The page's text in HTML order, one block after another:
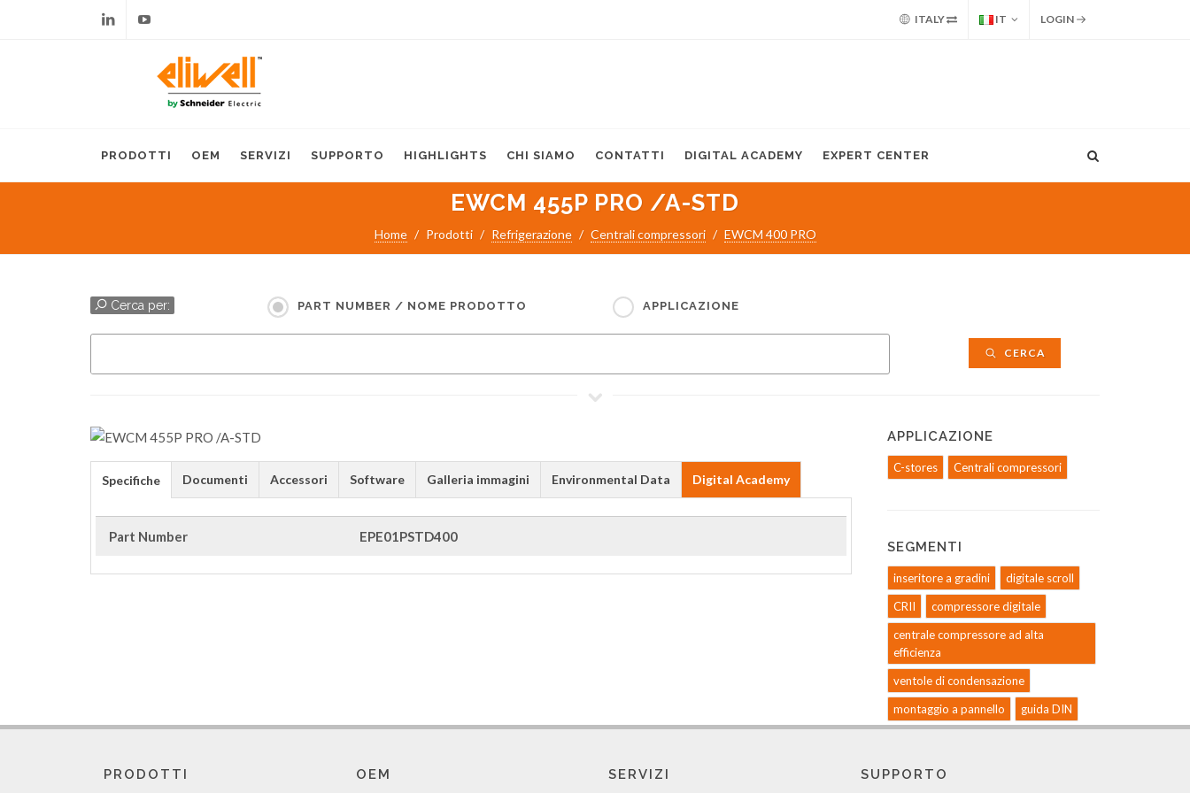
ITALY IT LOGIN
PRODOTTI OEM SERVIZI SUPPORTO HIGHLIGHTS CHI SIAMO CONTATTI DIGITAL ACADEMY EXPERT CENTER
EWCM 455P PRO /A-STD
Home Prodotti Refrigerazione Centrali compressori EWCM 400 PRO
Cerca per: PART NUMBER / NOME PRODOTTO APPLICAZIONE
CERCA
Specifiche Documenti Accessori Software Galleria immagini Environmental Data Digital Academy
Part Number EPE01PSTD400
APPLICAZIONE
C-stores Centrali compressori
SEGMENTI
inseritore a gradini
digitale scroll
CRII
compressore digitale
centrale compressore ad alta
efficienza
ventole di condensazione
montaggio a pannello
guida DIN
PRODOTTI OEM SERVIZI SUPPORTO